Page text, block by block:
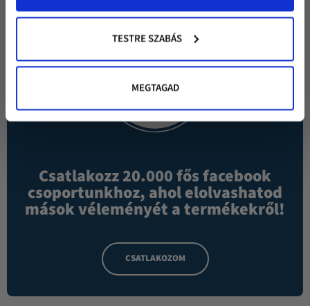
TESTRE SZABÁS
MEGTAGAD
Csatlakozz 20.000 fős facebook
csoportunkhoz, ahol elolvashatod
mások véleményét a termékekről!
CSATLAKOZOM
*Az "Ezt választom" gombra kattintva elfogadod az USA medicaladatkezelési
leiratkozhatsz. A kuponkódot a megadott email címre küldjük, a rá vonatkozó